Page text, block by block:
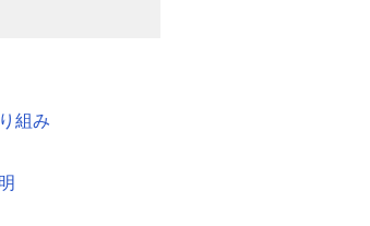
組み